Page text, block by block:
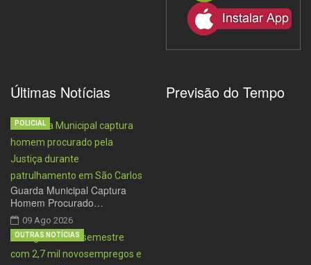
Últimas Notícias
Guarda Municipal Captura
Homem Procurado…
09 Ago 2026
POLICIAL
OUTRAS NOTÍCIAS
Previsão do Tempo